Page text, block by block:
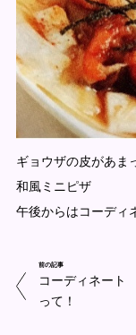
ギョウザの皮があま
和風ミニピザ
午後からはコーディ
前の記事
コーディネート
って！